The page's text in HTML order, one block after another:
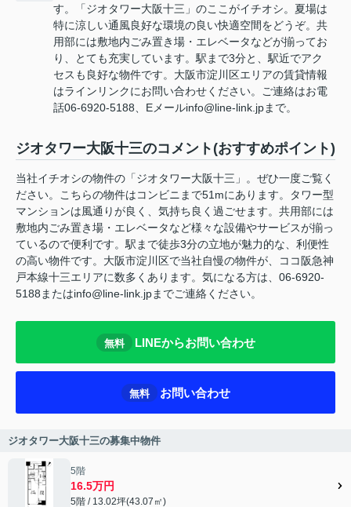
す。「ジオタワー大阪十三」のここがイチオシ。夏場は
特に涼しい通風良好な環境の良い快適空間をどうぞ。共
用部には敷地内ごみ置き場・エレベータなどが揃ってお
り、とても充実しています。駅まで3分と、駅近でアク
セスも良好な物件です。大阪市淀川区エリアの賃貸情報
はラインリンクにお問い合わせください。ご連絡はお電
話06-6920-5188、Eメールinfo@line-link.jpまで。
ジオタワー大阪十三のコメント(おすすめポイント)
当社イチオシの物件の「ジオタワー大阪十三」。ぜひ一度ご覧く
ださい。こちらの物件はコンビニまで51mにあります。タワー型
マンションは風通りが良く、気持ち良く過ごせます。共用部には
敷地内ごみ置き場・エレベータなど様々な設備やサービスが揃っ
ているので便利です。駅まで徒歩3分の立地が魅力的な、利便性
の高い物件です。大阪市淀川区で当社自慢の物件が、ココ阪急神
戸本線十三エリアに数多くあります。気になる方は、06-6920-
5188またはinfo@line-link.jpまでご連絡ください。
無料 LINEからお問い合わせ
無料 お問い合わせ
ジオタワー大阪十三の募集中物件
5階
16.5万円
5階 / 13.02坪(43.07㎡)